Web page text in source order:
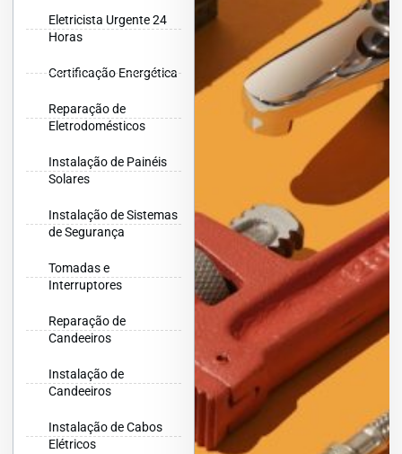
Eletricista Urgente 24
Horas
Certificação Energética
Reparação de
Eletrodomésticos
Instalação de Painéis
Solares
Instalação de Sistemas
de Segurança
Tomadas e
Interruptores
Reparação de
Candeeiros
Instalação de
Candeeiros
Instalação de Cabos
Elétricos